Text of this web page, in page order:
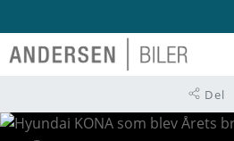
Del